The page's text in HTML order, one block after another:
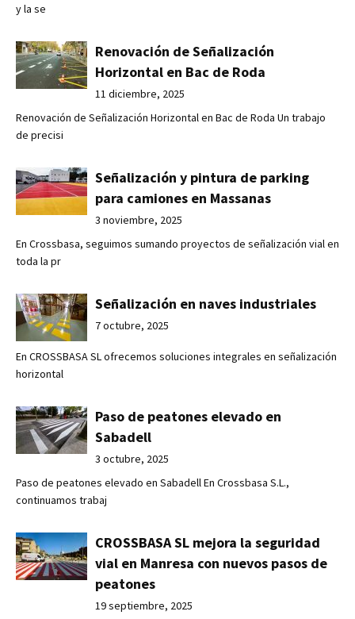
y la se
Renovación de Señalización
Horizontal en Bac de Roda
11 diciembre, 2025
Renovación de Señalización Horizontal en Bac de Roda Un trabajo
de precisi
Señalización y pintura de parking
para camiones en Massanas
3 noviembre, 2025
En Crossbasa, seguimos sumando proyectos de señalización vial en
toda la pr
Señalización en naves industriales
7 octubre, 2025
En CROSSBASA SL ofrecemos soluciones integrales en señalización
horizontal
Paso de peatones elevado en
Sabadell
3 octubre, 2025
Paso de peatones elevado en Sabadell En Crossbasa S.L.,
continuamos trabaj
CROSSBASA SL mejora la seguridad
vial en Manresa con nuevos pasos de
peatones
19 septiembre, 2025